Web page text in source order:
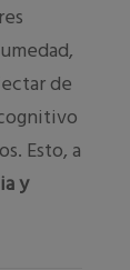
de
Esto, a
y